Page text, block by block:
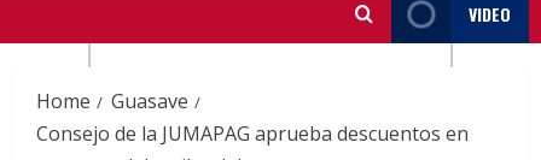
VIDEO
Home
Guasave
Consejo de la JUMAPAG aprueba descuentos en